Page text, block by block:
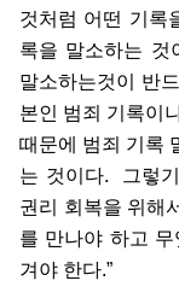
것처럼 어떤 기록
록을 말소하는 것
말소하는것이
반
본인 범죄 기록이
때문에 범죄 기록
는 것이다. 그렇기
권리
회복을 위해
를 만나야 하고 무
겨야 한다.”